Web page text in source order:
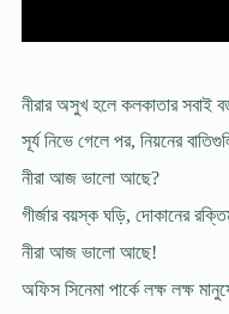
নীরার অসুখ হলে কলকাতার সবাই
সূর্য নিভে গেলে পর, নিয়নের
নীরা আজ ভালো আছে?
গীর্জার বয়স্ক ঘড়ি, দোকানের
নীরা আজ ভালো আছে!
অফিস সিনেমা পার্কে লক্ষ লক্ষ